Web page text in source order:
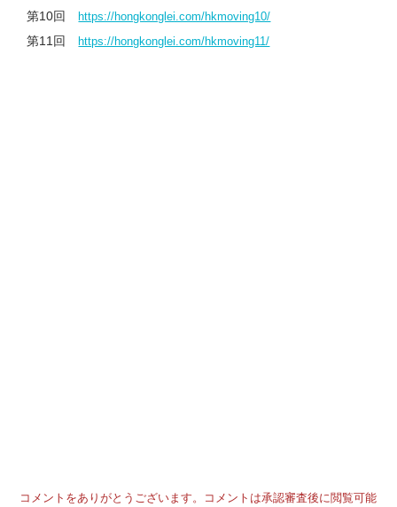
第10回https://hongkonglei.com/hkmoving10/
第11回https://hongkonglei.com/hkmoving11/
コメントをありがとうございます。コメントは承認審査後に閲覧可能